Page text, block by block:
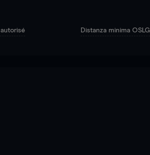
autorisé Distanza minima OSLG